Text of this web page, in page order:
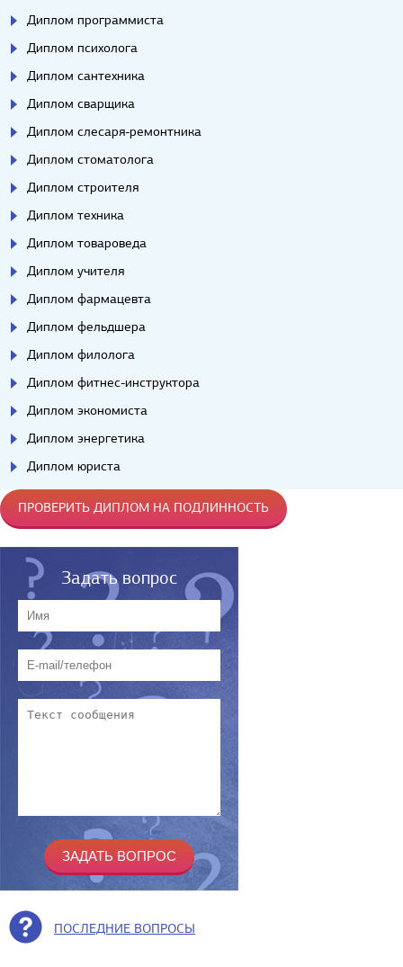
Диплом программиста
Диплом психолога
Диплом сантехника
Диплом сварщика
Диплом слесаря-ремонтника
Диплом стоматолога
Диплом строителя
Диплом техника
Диплом товароведа
Диплом учителя
Диплом фармацевта
Диплом фельдшера
Диплом филолога
Диплом фитнес-инструктора
Диплом экономиста
Диплом энергетика
Диплом юриста
ПРОВЕРИТЬ ДИПЛОМ НА ПОДЛИННОСТЬ
Задать вопрос
ПОСЛЕДНИЕ ВОПРОСЫ